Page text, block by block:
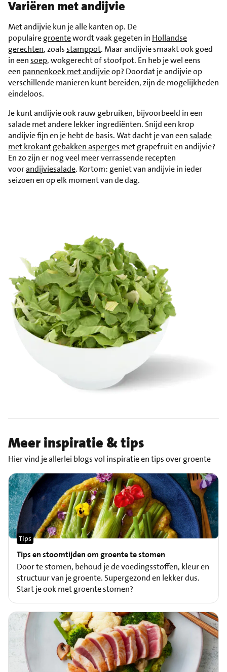
Variëren met andijvie
Met andijvie kun je alle kanten op. De
populairegroentewordt vaak gegeten in Hollandse
gerechten, zoalsstamppot. Maar andijvie smaakt ook goed
in eensoep, wokgerecht of stoofpot. En heb je wel eens
een pannenkoek met andijvieop? Doordat je andijvie op
verschillende manieren kunt bereiden, zijn de mogelijkheden
eindeloos.
Je kunt andijvie ook rauw gebruiken, bijvoorbeeld in een
salade met andere lekker ingrediënten. Snijd een krop
andijvie fijn en je hebt de basis. Wat dacht je van eensalade
met krokant gebakken asperges met grapefruit en andijvie?
En zo zijn er nog veel meer verrassende recepten
voorandijviesalade. Kortom: geniet van andijvie in ieder
seizoen en op elk moment van de dag.
Meer inspiratie & tips
Hier vind je allerlei blogs vol inspiratie en tips over groente
Tips en stoomtijden om groente te stomen
Tips
Door te stomen, behoud je de voedingsstoffen, kleur en
structuur van je groente. Supergezond en lekker dus.
Start je ook met groente stomen?